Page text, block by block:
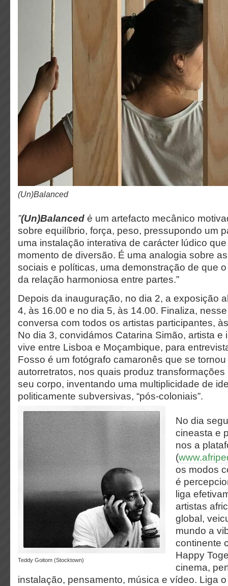
(Un)Balanced
”(Un)Balanced é um artefacto mecânico
sobre equilíbrio, força, peso, pressupondo um
uma instalação interativa de carácter lúdico
momento de diversão. É uma analogia sobre
sociais e políticas, uma demonstração de que
da relação harmoniosa entre partes.”
Depois da inauguração, no dia 2, a exposição
4, às 16.00 e no dia 5, às 14.00. Finaliza,
conversa com todos os artistas participantes,
No dia 3, convidámos Catarina Simão, artista e
vive entre Lisboa e Moçambique, para
Fosso é um fotógrafo camaronês que se
autorretratos, nos quais produz
seu corpo, inventando uma multiplicidade de
politicamente subversivas, “pós-coloniais”.
Teddy Goitom (Stocktown)
No dia
cineasta e
nos a
(
os modos
é
liga
artistas
global,
mundo a
continente
Happy
cinema,
instalação, pensamento, música e vídeo. Liga